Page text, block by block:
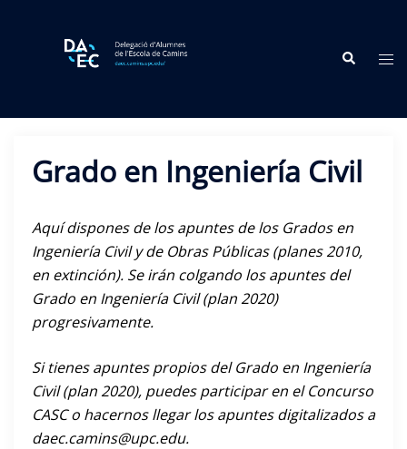
Search
Grado en Ingeniería Civil
Aquí dispones de los apuntes de los Grados en
Ingeniería Civil y de Obras Públicas (planes 2010,
en extinción). Se irán colgando los apuntes del
Grado en Ingeniería Civil (plan 2020)
progresivamente.
Si tienes apuntes propios del Grado en Ingeniería
Civil (plan 2020), puedes participar en el Concurso
CASC o hacernos llegar los apuntes digitalizados a
daec.camins@upc.edu.